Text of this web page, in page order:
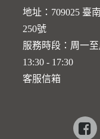
地址：709025 臺
250號
服務時段：周一至
13:30 - 17:30
客服信箱